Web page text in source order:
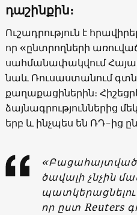
դաշինքին։
Ուշադրություն է
որ «ընտրողների
սահմանափակվում
նաև Ռուսաստանում
քաղաքացիներին։
ձայնագրություններից
երբ և ինչպես են ՌԴ-ից
ծավալի չնչին
որ ըստ Reuters